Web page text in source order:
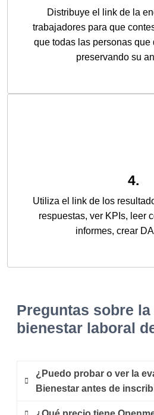
Distribuye el link de la
trabajadores para que
que todas las personas que
preservando su
4.
Utiliza el link de los
respuestas, ver KPIs, leer
informes, crear
Preguntas sobre
bienestar laboral
¿Puedo probar o ver la
Bienestar antes de